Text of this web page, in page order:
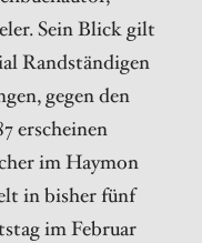
Sein Blick gilt
Randständigen
gegen den
erscheinen
im Haymon
in bisher fünf
im Februar